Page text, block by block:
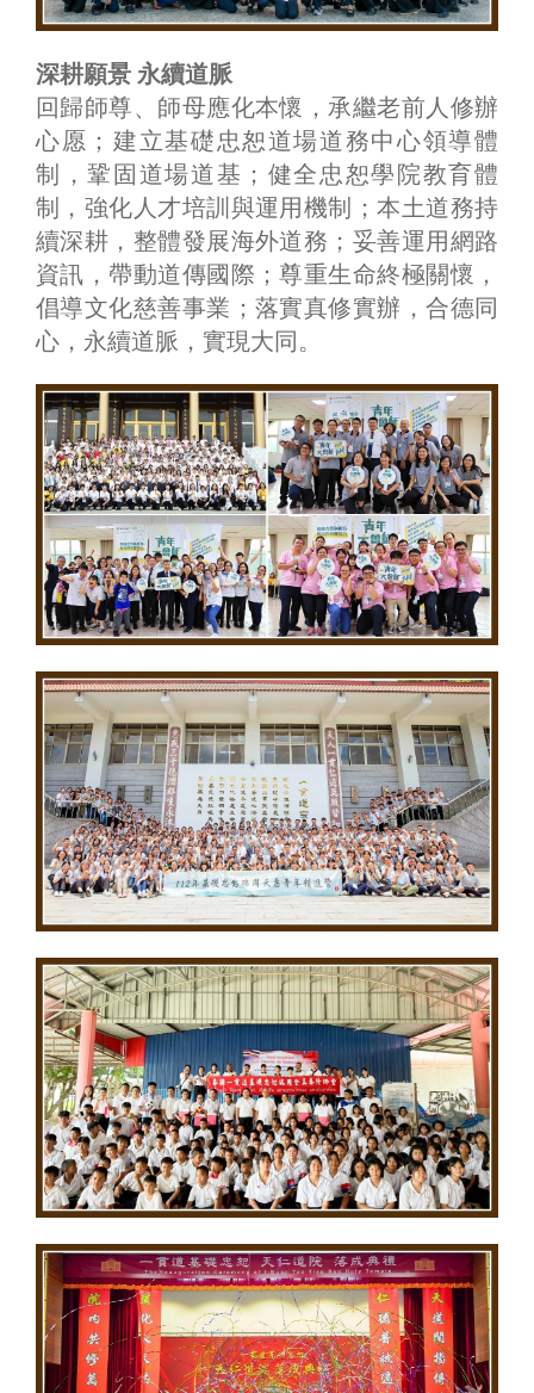
深耕願景 永續道脈
回歸師尊、師母應化本懷，承繼老前人修辦
心愿；建立基礎忠恕道場道務中心領導體
制，鞏固道場道基；健全忠恕學院教育體
制，強化人才培訓與運用機制；本土道務持
續深耕，整體發展海外道務；妥善運用網路
資訊，帶動道傳國際；尊重生命終極關懷，
倡導文化慈善事業；落實真修實辦，合德同
心，永續道脈，實現大同。